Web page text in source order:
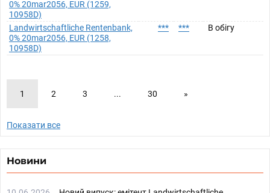
0% 20mar2056, EUR (1259,
10958D)
Landwirtschaftliche Rentenbank,
0% 20mar2056, EUR (1258,
10958D)
*** *** В обігу
1 2 3 ... 30 »
Показати все
Новини